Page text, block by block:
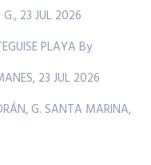
23 JUL 2026
PLAYA By
23 JUL 2026
G. SANTA MARINA,